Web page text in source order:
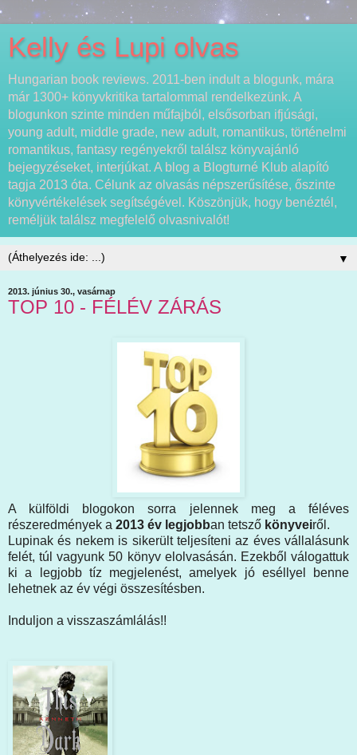
Kelly és Lupi olvas
Hungarian book reviews. 2011-ben indult a blogunk, mára
már 1300+ könyvkritika tartalommal rendelkezünk. A
blogunkon szinte minden műfajból, elsősorban ifjúsági,
young adult, middle grade, new adult, romantikus, történelmi
romantikus, fantasy regényekről találsz könyvajánló
bejegyzéseket, interjúkat. A blog a Blogturné Klub alapító
tagja 2013 óta. Célunk az olvasás népszerűsítése, őszinte
könyvértékelések segítségével. Köszönjük, hogy benéztél,
reméljük találsz megfelelő olvasnivalót!
▼
2013. június 30., vasárnap
TOP 10 - FÉLÉV ZÁRÁS
A külföldi blogokon sorra jelennek meg a féléves
részeredmények a 2013 év legjobban tetsző könyveiről.
Lupinak és nekem is sikerült teljesíteni az éves vállalásunk
felét, túl vagyunk 50 könyv elolvasásán. Ezekből válogattuk
ki a legjobb tíz megjelenést, amelyek jó eséllyel benne
lehetnek az év végi összesítésben.
Induljon a visszaszámlálás!!